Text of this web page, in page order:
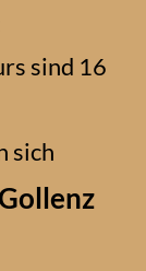
sind 16
sich